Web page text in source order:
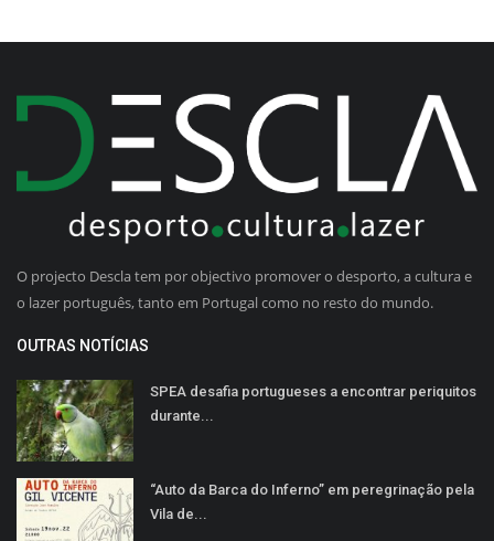
O projecto Descla tem por objectivo promover o desporto, a cultura e
o lazer português, tanto em Portugal como no resto do mundo.
OUTRAS NOTÍCIAS
SPEA desafia portugueses a encontrar periquitos
durante...
“Auto da Barca do Inferno” em peregrinação pela
Vila de...